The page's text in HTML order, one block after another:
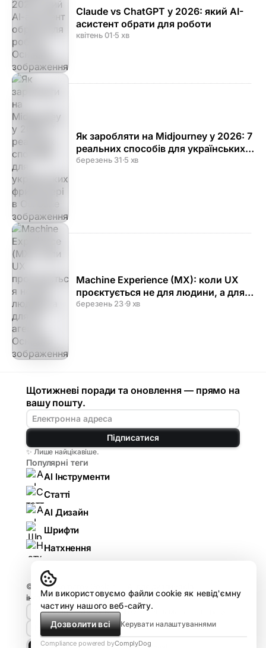
Claude vs ChatGPT у 2026: який AI-
асистент обрати для роботи
квітень 01·5 хв
Як заробляти на Midjourney у 2026: 7
реальних способів для українських
фрилансерів
березень 31·5 хв
Machine Experience (MX): коли UX
проєктується не для людини, а для
AI-агента
березень 23·9 хв
Щотижневі поради та оновлення — прямо на
вашу пошту.
Підписатися
✨ Лише найцікавіше.
Популярні теги
AI Інструменти
Статті
AI Дизайн
Шрифти
Натхнення
© 2026
інструменти, гайди, огляди.
🤘🏻 Design HUB by Komarov
Реклама та співпраця
Про проєкт
Ми використовуємо файли cookie як невід'ємну
частину нашого веб-сайту.
Дозволити всі
Керувати налаштуваннями
Compliance powered byComplyDog